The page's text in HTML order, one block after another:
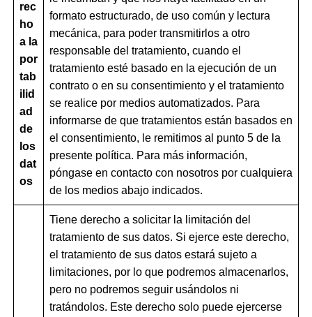
rec
ho
a la
por
tab
ilid
ad
de
los
dat
os
formato estructurado, de uso común y lectura
mecánica, para poder transmitirlos a otro
responsable del tratamiento, cuando el
tratamiento esté basado en la ejecución de un
contrato o en su consentimiento y el tratamiento
se realice por medios automatizados. Para
informarse de que tratamientos están basados en
el consentimiento, le remitimos al punto 5 de la
presente política. Para más información,
póngase en contacto con nosotros por cualquiera
de los medios abajo indicados.
Tiene derecho a solicitar la limitación del
tratamiento de sus datos. Si ejerce este derecho,
el tratamiento de sus datos estará sujeto a
limitaciones, por lo que podremos almacenarlos,
pero no podremos seguir usándolos ni
tratándolos. Este derecho solo puede ejercerse